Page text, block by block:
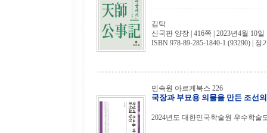
김탁
신국판 양장 | 416쪽 | 2023년4월 10일
ISBN 978-89-285-1840-1 (93290) | 정
민속원 아르케북스 226
국장과 부묘용 의물을 만든 조선
2024년도 대한민국학술원 우수학술